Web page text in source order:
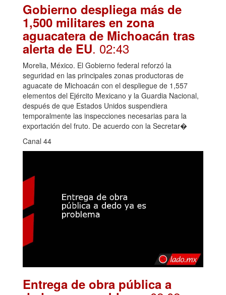
Gobierno despliega más de
1,500 militares en zona
aguacatera de Michoacán tras
alerta de EU. 02:43
Morelia, México. El Gobierno federal reforzó la
seguridad en las principales zonas productoras de
aguacate de Michoacán con el despliegue de 1,557
elementos del Ejército Mexicano y la Guardia Nacional,
después de que Estados Unidos suspendiera
temporalmente las inspecciones necesarias para la
exportación del fruto. De acuerdo con la Secretar�
Canal 44
Entrega de obra pública a